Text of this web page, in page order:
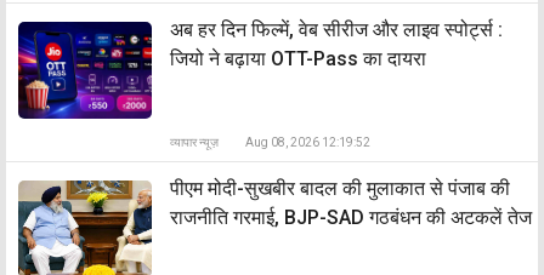
अब हर दिन फिल्में, वेब सीरीज और लाइव स्पोर्ट्स :
जियो ने बढ़ाया OTT-Pass का दायरा
व्यापार न्यूज़ Aug 08, 2026 12:19:52
पीएम मोदी-सुखबीर बादल की मुलाकात से पंजाब की
राजनीति गरमाई, BJP-SAD गठबंधन की अटकलें तेज